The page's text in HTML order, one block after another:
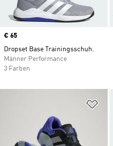
Price
€ 65
Dropset Base Trainingsschuh.
Männer Performance
3 Farben